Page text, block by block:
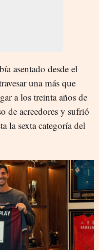
asentado desde el
una más que
a los treinta años de
de acreedores y sufrió
la sexta categoría del